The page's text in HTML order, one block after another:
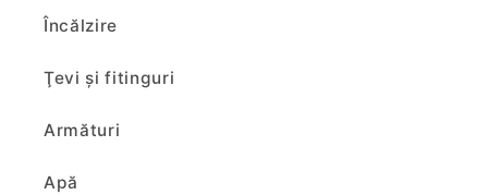
Încălzire
Ţevi şi fitinguri
Armături
Apă